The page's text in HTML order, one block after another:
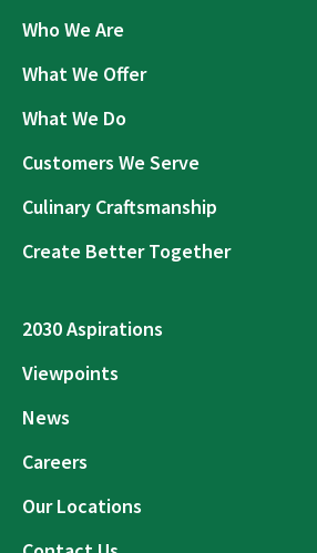
Who We Are
What We Offer
What We Do
Customers We Serve
Culinary Craftsmanship
Create Better Together
2030 Aspirations
Viewpoints
News
Careers
Our Locations